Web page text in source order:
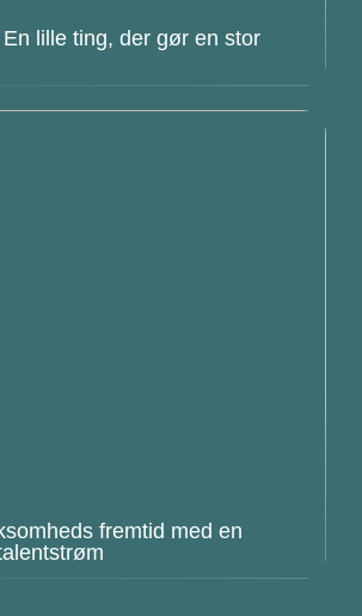
lille ting, der gør en stor
fremtid med en